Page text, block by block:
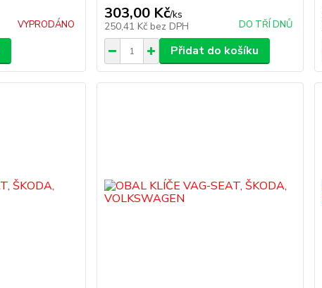
VYPRODÁNO
303,00 Kč/ks
250,41 Kč bez DPH DO TŘÍ DNŮ
Přidat do košíku